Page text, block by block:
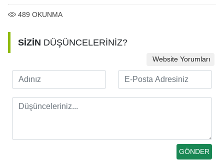
489 OKUNMA
SİZİN DÜŞÜNCELERİNİZ?
Website Yorumları